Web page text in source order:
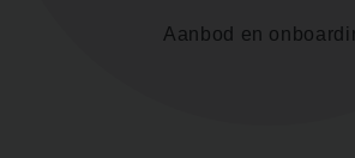
Aanbod en